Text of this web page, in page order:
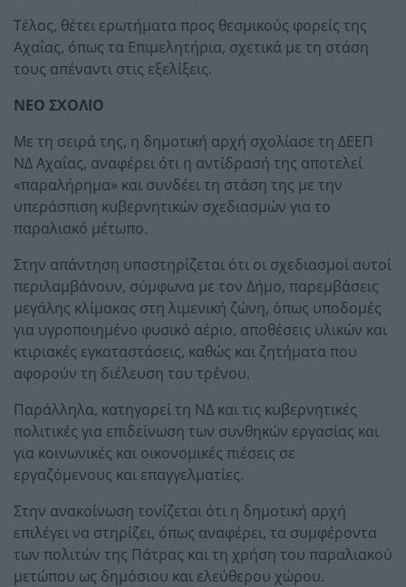
Τέλος, θέτει ερωτήματα προς θεσμικούς φορείς της
Αχαΐας, όπως τα Επιμελητήρια, σχετικά με τη στάση
τους απέναντι στις εξελίξεις.
ΝΕΟ ΣΧΟΛΙΟ
Με τη σειρά της, η δημοτική αρχή σχολίασε τη ΔΕΕΠ
ΝΔ Αχαΐας, αναφέρει ότι η αντίδρασή της αποτελεί
«παραλήρημα» και συνδέει τη στάση της με την
υπεράσπιση κυβερνητικών σχεδιασμών για το
παραλιακό μέτωπο.
Στην απάντηση υποστηρίζεται ότι οι σχεδιασμοί αυτοί
περιλαμβάνουν, σύμφωνα με τον Δήμο, παρεμβάσεις
μεγάλης κλίμακας στη λιμενική ζώνη, όπως υποδομές
για υγροποιημένο φυσικό αέριο, αποθέσεις υλικών και
κτιριακές εγκαταστάσεις, καθώς και ζητήματα που
αφορούν τη διέλευση του τρένου.
Παράλληλα, κατηγορεί τη ΝΔ και τις κυβερνητικές
πολιτικές για επιδείνωση των συνθηκών εργασίας και
για κοινωνικές και οικονομικές πιέσεις σε
εργαζόμενους και επαγγελματίες.
Στην ανακοίνωση τονίζεται ότι η δημοτική αρχή
επιλέγει να στηρίζει, όπως αναφέρει, τα συμφέροντα
των πολιτών της Πάτρας και τη χρήση του παραλιακού
μετώπου ως δημόσιου και ελεύθερου χώρου.